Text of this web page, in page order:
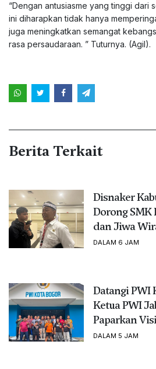
“Dengan antusiasme yang tinggi dari
ini diharapkan tidak hanya
juga meningkatkan semangat
rasa persaudaraan. ” Tuturnya. (Agil).
Berita Terkait
Disnaker
Dorong SMK
dan Jiwa
DALAM 6 JAM
Datangi PWI
Ketua PWI
Paparkan
DALAM 5 JAM